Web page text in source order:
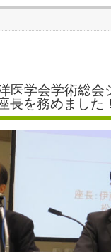
医学会学術総会
長を務めました！